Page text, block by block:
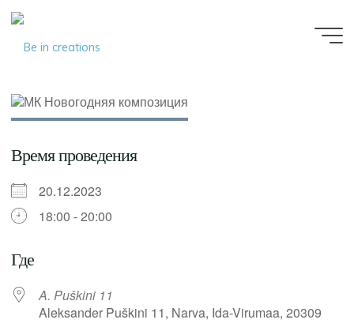
Время проведения
20.12.2023
18:00 - 20:00
Где
A. Puškini 11
Aleksander Puškini 11, Narva, Ida-Virumaa, 20309